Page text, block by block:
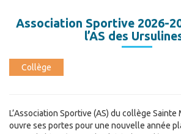
Association Sportive 2026-
l’AS des
Collège
L’Association Sportive (AS) du collège
ouvre ses portes pour une nouvelle année